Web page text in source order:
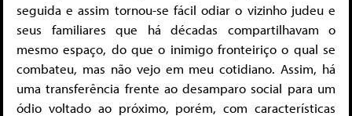
seguida e assim tornou-se fácil odiar o vizinho judeu e
seus familiares que há décadas compartilhavam o
mesmo espaço, do que o inimigo fronteiriço o qual se
combateu, mas não vejo em meu cotidiano. Assim, há
uma transferência frente ao desamparo social para um
ódio voltado ao próximo, porém, com características